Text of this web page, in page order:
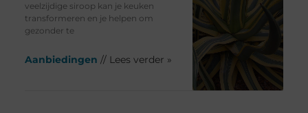
veelzijdige siroop kan je keuken
transformeren en je helpen om
gezonder te
Aanbiedingen // Lees verder »